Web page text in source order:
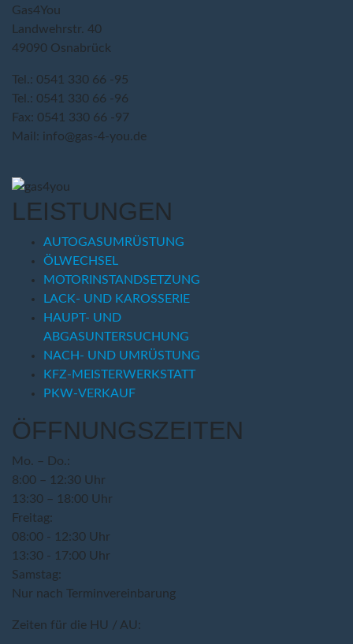
Gas4You
Landwehrstr. 40
49090 Osnabrück
Tel.: 0541 330 66 -95
Tel.: 0541 330 66 -96
Fax: 0541 330 66 -97
Mail: info@gas-4-you.de
LEISTUNGEN
AUTOGASUMRÜSTUNG
ÖLWECHSEL
MOTORINSTANDSETZUNG
LACK- UND KAROSSERIE
HAUPT- UND
ABGASUNTERSUCHUNG
NACH- UND UMRÜSTUNG
KFZ-MEISTERWERKSTATT
PKW-VERKAUF
ÖFFNUNGSZEITEN
Mo. – Do.:
8:00 – 12:30 Uhr
13:30 – 18:00 Uhr
Freitag:
08:00 - 12:30 Uhr
13:30 - 17:00 Uhr
Samstag:
Nur nach Terminvereinbarung
Zeiten für die HU / AU: